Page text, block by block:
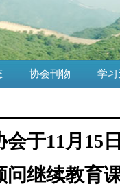
协会刊物 学
于11月15
继续教育